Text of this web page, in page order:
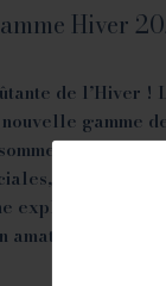
Hiver
de l’Hiver !
gamme
ravis de
conçues
explosion de
amateur de